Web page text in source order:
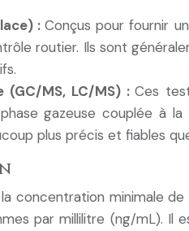
:Conçus pour fournir
routier. Ils sont
(GC/MS, LC/MS) :Ces
gazeuse couplée à
plus précis et fiables
concentration minimale
par millilitre (ng/mL).